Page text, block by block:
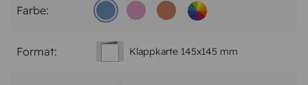
Farbe:
Format: Klappkarte 145x145 mm